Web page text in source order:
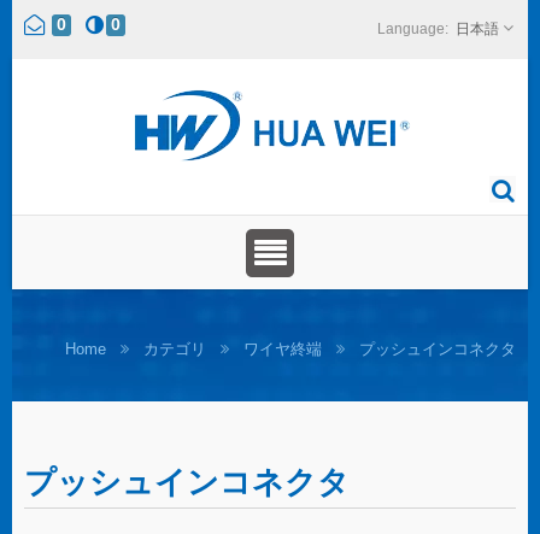
0 0 日本語
Home カテゴリ ワイヤ終端 プッシュインコネクタ
プッシュインコネクタ